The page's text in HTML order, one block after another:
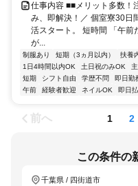
仕事内容 ■■メリット多数！
み、即解決！／ 個室寮30日
活スタート。 短時間 「午前
が...
制服あり 短期（3ヵ月以内） 扶養
1日4時間以内OK
土日祝のみOK
短期
シフト自由 学歴不問 即日勤
午前
経験者歓迎 ネイルOK 即日
前へ 1 2
この条件の
千葉県 / 四街道市